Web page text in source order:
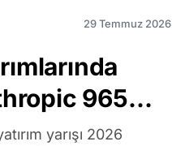
29 Temmuz 2026
965
yarışı 2026